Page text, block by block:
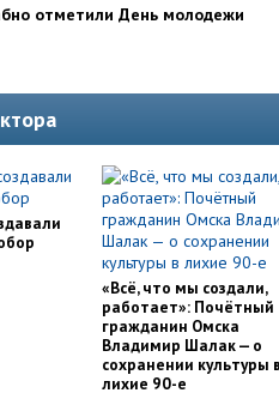
отметили День молодежи
«Всё, что мы создали,
работает»: Почётный
гражданин Омска
Владимир Шалак — о
сохранении культуры в
лихие 90-е